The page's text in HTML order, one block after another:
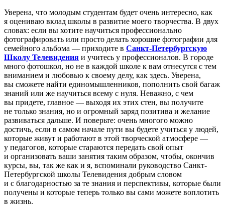
Уверена, что молодым студентам будет очень интересно, как
я оцениваю вклад школы в развитие моего творчества. В двух
словах: если вы хотите научиться профессионально
фотографировать или просто делать хорошие фотографии для
семейного альбома — приходите в Санкт-Петербургскую
Школу Телевидения и учитесь у профессионалов. В городе
много фотошкол, но не в каждой школе к вам отнесутся с тем
вниманием и любовью к своему делу, как здесь. Уверена,
вы сможете найти единомышленников, пополнить свой багаж
знаний или же научиться всему с нуля. Неважно, с чем
вы придете, главное — выходя их этих стен, вы получите
не только знания, но и огромный заряд позитива и желание
развиваться дальше. И поверьте: очень многого можно
достичь, если в самом начале пути вы будете учиться у людей,
которые живут и работают в этой творческой атмосфере —
у педагогов, которые стараются передать свой опыт
и организовать ваши занятия таким образом, чтобы, окончив
курсы, вы, так же как и я, вспоминали руководство Санкт-
Петербургской школы Телевидения добрым словом
и с благодарностью за те знания и перспективы, которые были
получены и которые теперь только вы сами можете воплотить
в жизнь.